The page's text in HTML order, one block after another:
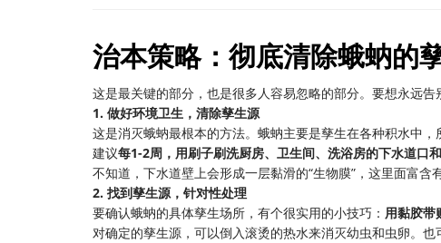
治本策略：彻底清除蛾蚋的
这是最关键的部分，也是很多人容易忽略的部分。要想永远告
1. 做好环境卫生，清除孳生源
这是消灭蛾蚋最根本的方法。蛾蚋主要是孳生在各种积水中
建议每1-2周，用刷子刷洗厨房、卫生间、洗浴房的下水道口
不知道，下水道壁上会形成一层黏滑的“生物膜”，这里面富含
2. 找到孳生源，针对性处理
要确认蛾蚋的具体孳生场所，有个很实用的小技巧： 用黏胶带
对确定的孳生源，可以倒入滚烫的热水来消灭幼虫和虫卵。